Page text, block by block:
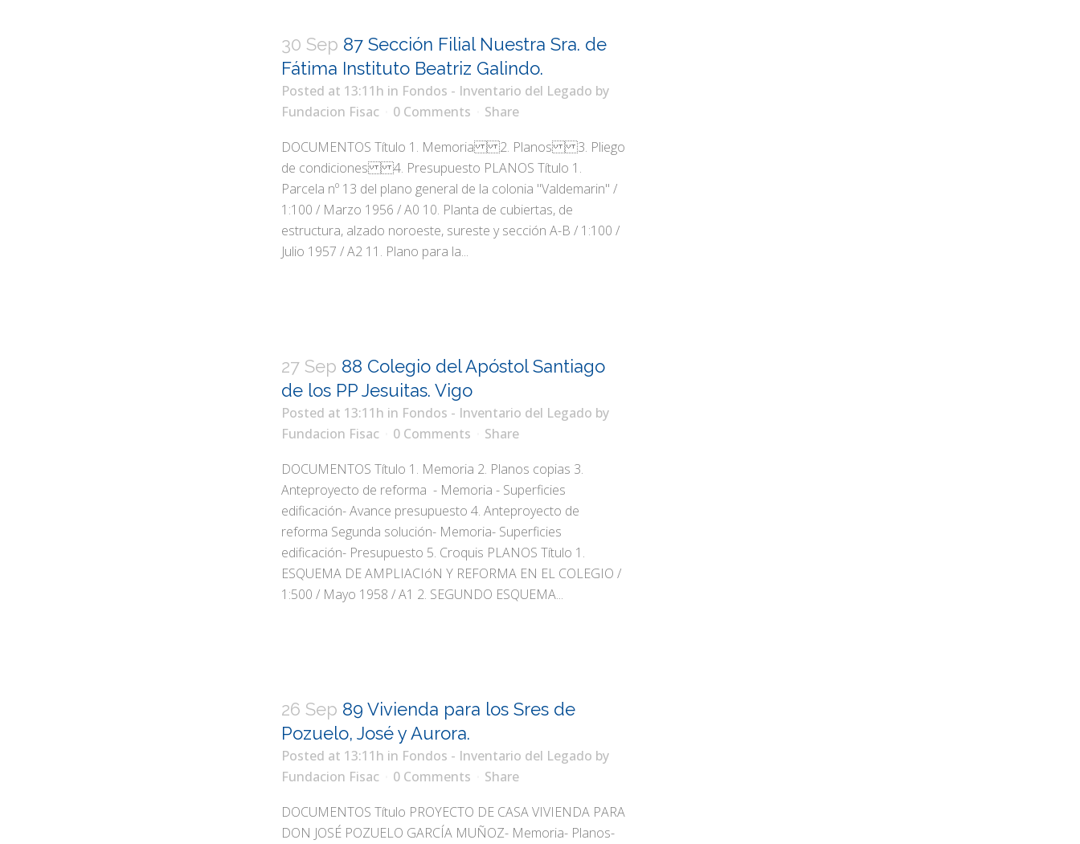
30 Sep 87 Sección Filial Nuestra Sra. de
Fátima Instituto Beatriz Galindo.
Posted at 13:11h in Fondos - Inventario del Legado by
Fundacion Fisac
0 Comments
Share
DOCUMENTOS Título 1. Memoria 2. Planos 3. Pliego
de condiciones 4. Presupuesto PLANOS Título 1.
Parcela nº 13 del plano general de la colonia "Valdemarin" /
1:100 / Marzo 1956 / A0 10. Planta de cubiertas, de
estructura, alzado noroeste, sureste y sección A-B / 1:100 /
Julio 1957 / A2 11. Plano para la...
27 Sep 88 Colegio del Apóstol Santiago
de los PP Jesuitas. Vigo
Posted at 13:11h in Fondos - Inventario del Legado by
Fundacion Fisac
0 Comments
Share
DOCUMENTOS Título 1. Memoria 2. Planos copias 3.
Anteproyecto de reforma - Memoria - Superficies
edificación- Avance presupuesto 4. Anteproyecto de
reforma Segunda solución- Memoria- Superficies
edificación- Presupuesto 5. Croquis PLANOS Título 1.
ESQUEMA DE AMPLIACIóN Y REFORMA EN EL COLEGIO /
1:500 / Mayo 1958 / A1 2. SEGUNDO ESQUEMA...
26 Sep 89 Vivienda para los Sres de
Pozuelo, José y Aurora.
Posted at 13:11h in Fondos - Inventario del Legado by
Fundacion Fisac
0 Comments
Share
DOCUMENTOS Título PROYECTO DE CASA VIVIENDA PARA
DON JOSÉ POZUELO GARCÍA MUÑOZ- Memoria- Planos-